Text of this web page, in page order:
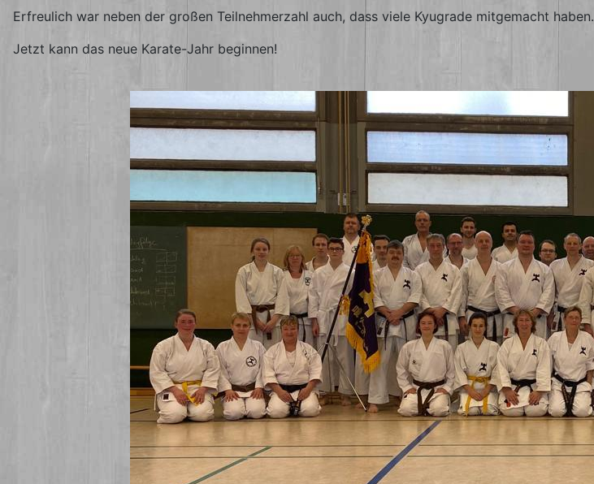
Erfreulich war neben der großen Teilnehmerzahl auch, dass viele Kyugrade mitgemacht haben.
Jetzt kann das neue Karate-Jahr beginnen!